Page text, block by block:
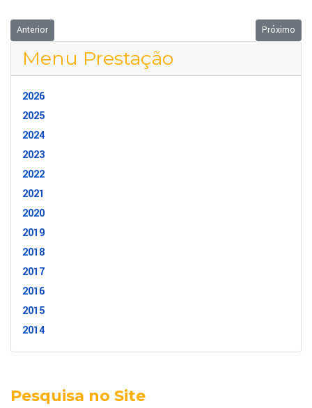
Artigo anterior: Julho 2026
Anterior Próximo
Próximo
Menu Prestação
2026
2025
2024
2023
2022
2021
2020
2019
2018
2017
2016
2015
2014
Pesquisa no Site